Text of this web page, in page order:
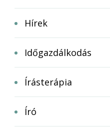
Hírek
Időgazdálkodás
Írásterápia
Író